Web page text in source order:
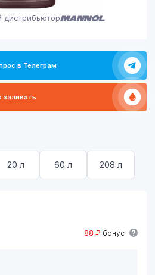
в Телеграм
заливать
20 л 60 л 208 л
88 ₽ бонус